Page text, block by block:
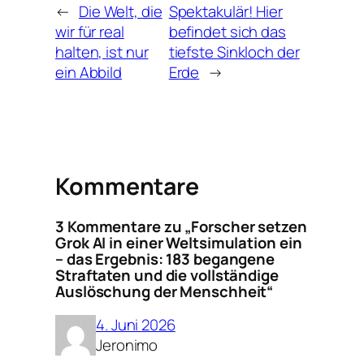
← Die Welt, die
wir für real
halten, ist nur
ein Abbild
Spektakulär! Hier
befindet sich das
tiefste Sinkloch der
Erde →
Kommentare
3 Kommentare zu „Forscher setzen
Grok AI in einer Weltsimulation ein
– das Ergebnis: 183 begangene
Straftaten und die vollständige
Auslöschung der Menschheit“
4. Juni 2026
Jeronimo